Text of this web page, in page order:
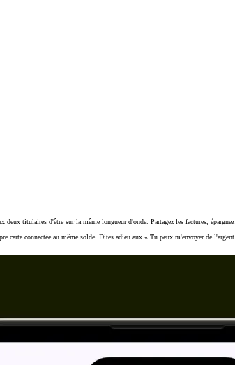
titulaires d'être sur la même longueur d'onde. Partagez les factures,
carte connectée au même solde. Dites adieu aux « Tu peux m'envoyer de